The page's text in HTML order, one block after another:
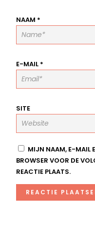
NAAM *
E-MAIL *
SITE
MIJN NAAM, E-MAIL
BROWSER VOOR DE
REACTIE PLAATS.